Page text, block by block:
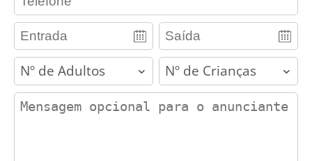
adults children
contact_message